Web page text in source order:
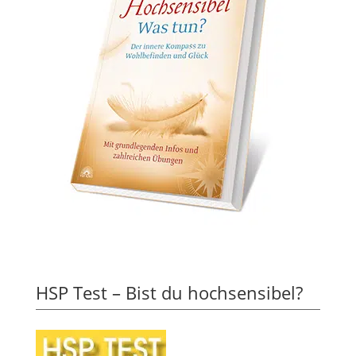
HSP Test – Bist du hochsensibel?